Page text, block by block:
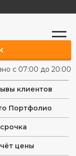
с 07:00 до 20:00
клиентов
Портфолио
цены